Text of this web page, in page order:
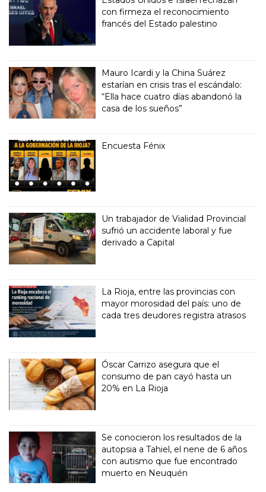
con firmeza el reconocimiento
francés del Estado palestino
Mauro Icardi y la China Suárez
estarían en crisis tras el escándalo:
“Ella hace cuatro días abandonó la
casa de los sueños”
Encuesta Fénix
Un trabajador de Vialidad Provincial
sufrió un accidente laboral y fue
derivado a Capital
La Rioja, entre las provincias con
mayor morosidad del país: uno de
cada tres deudores registra atrasos
Óscar Carrizo asegura que el
consumo de pan cayó hasta un
20% en La Rioja
Se conocieron los resultados de la
autopsia a Tahiel, el nene de 6 años
con autismo que fue encontrado
muerto en Neuquén